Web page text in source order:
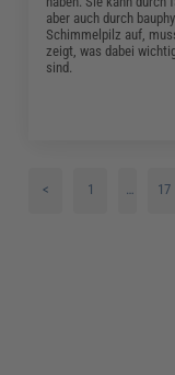
aber auch durch
Schimmelpilz auf,
zeigt, was dabei
sind.
< 1 … 17